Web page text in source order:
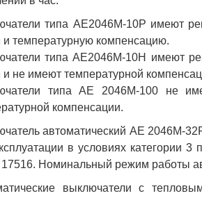
типа АЕ2046М-10Р имеют
и температурную компенсацию.
типа АЕ2046М-10Н имеют
и не имеют температурной
типа АЕ 2046М-100 не
компенсации.
автоматический АЕ 2046М-
в условиях категории
Номинальный режим работы
выключатели с